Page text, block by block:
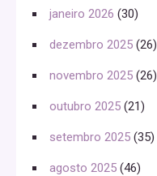
janeiro 2026 (30)
dezembro 2025 (26)
novembro 2025 (26)
outubro 2025 (21)
setembro 2025 (35)
agosto 2025 (46)